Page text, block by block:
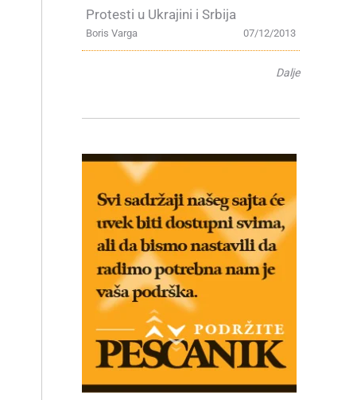
Protesti u Ukrajini i Srbija
07/12/2013
Boris Varga
Dalje